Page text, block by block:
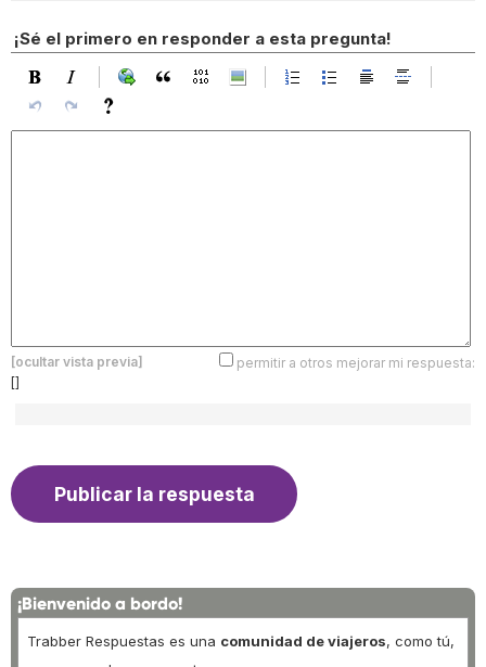
¡Sé el primero en responder a esta pregunta!
[ocultar vista previa]
permitir a otros mejorar mi respuesta:
[]
¡Bienvenido a bordo!
Trabber Respuestas es una comunidad de viajeros, como tú,